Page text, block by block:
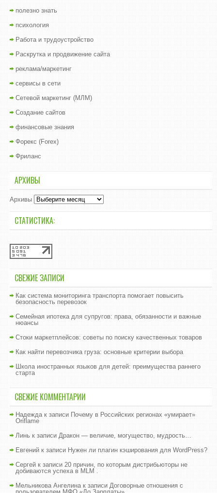
полезно знать
психология
Работа и трудоустройство
Раскрутка и продвижение сайта
реклама/маркетинг
сервисы в сети
Сетевой маркетинг (МЛМ)
Создание сайтов
финансовые знания
Форекс (Forex)
Фриланс
АРХИВЫ
Архивы
СТАТИСТИКА:
СВЕЖИЕ ЗАПИСИ
Как система мониторинга транспорта помогает повысить
безопасность перевозок
Семейная ипотека для супругов: права, обязанности и важные
нюансы
Стоки маркетплейсов: советы по поиску качественных товаров
Как найти перевозчика груза: основные критерии выбора
Школа иностранных языков для детей: преимущества раннего
старта
СВЕЖИЕ КОММЕНТАРИИ
Надеждак записи Почему в Российских регионах «умирает»
Oriflame
Линь к записи Дракон — величие, могущество, мудрость…
Евгений к записи Нужен ли плагин кэширования для WordPress?
Сергей к записи 20 причин, по которым дистрибьюторы не
добиваются успеха в MLM .
Мельникова Ангелинак записи Договорные отношения с